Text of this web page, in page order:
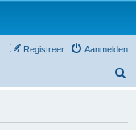
Aanmelden
Registreer